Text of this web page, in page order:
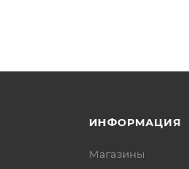
ИНФОРМАЦИЯ
Магазины